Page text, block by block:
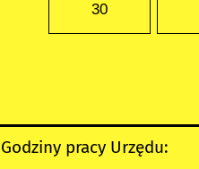
30
Godziny pracy Urzędu: